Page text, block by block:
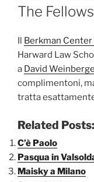
IL
The
Il Berkman
Harward Law
a David
complimentoni,
tratta
Related Posts:
C’è Paolo
Pasqua in
Maisky a Milano